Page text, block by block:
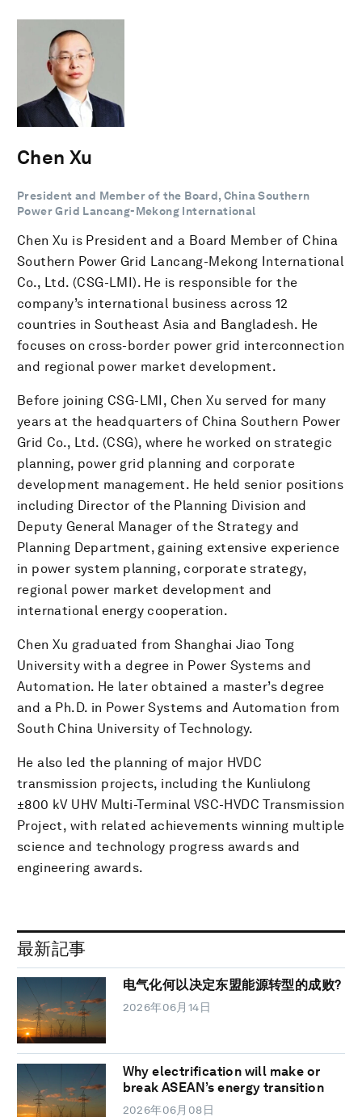
Chen Xu
President and Member of the Board, China Southern
Power Grid Lancang-Mekong International
Chen Xu is President and a Board Member of China
Southern Power Grid Lancang-Mekong International
Co., Ltd. (CSG-LMI). He is responsible for the
company’s international business across 12
countries in Southeast Asia and Bangladesh. He
focuses on cross-border power grid interconnection
and regional power market development.
Before joining CSG-LMI, Chen Xu served for many
years at the headquarters of China Southern Power
Grid Co., Ltd. (CSG), where he worked on strategic
planning, power grid planning and corporate
development management. He held senior positions
including Director of the Planning Division and
Deputy General Manager of the Strategy and
Planning Department, gaining extensive experience
in power system planning, corporate strategy,
regional power market development and
international energy cooperation.
Chen Xu graduated from Shanghai Jiao Tong
University with a degree in Power Systems and
Automation. He later obtained a master’s degree
and a Ph.D. in Power Systems and Automation from
South China University of Technology.
He also led the planning of major HVDC
transmission projects, including the Kunliulong
±800 kV UHV Multi-Terminal VSC-HVDC Transmission
Project, with related achievements winning multiple
science and technology progress awards and
engineering awards.
最新記事
电气化何以决定东盟能源转型的成败?
2026年06月14日
Why electrification will make or
break ASEAN’s energy transition
2026年06月08日